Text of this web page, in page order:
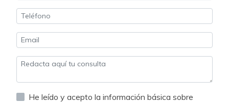
He leído y acepto la información básica sobre